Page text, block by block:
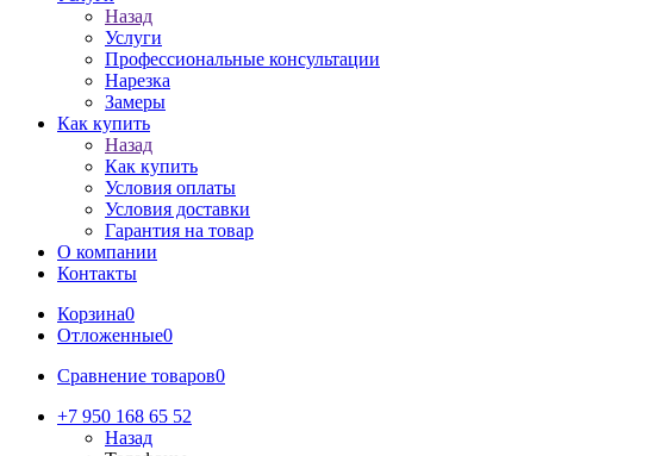
Назад
Услуги
Профессиональные консультации
Нарезка
Замеры
Как купить
Назад
Как купить
Условия оплаты
Условия доставки
Гарантия на товар
О компании
Контакты
Корзина0
Отложенные0
Сравнение товаров0
+7 950 168 65 52
Назад